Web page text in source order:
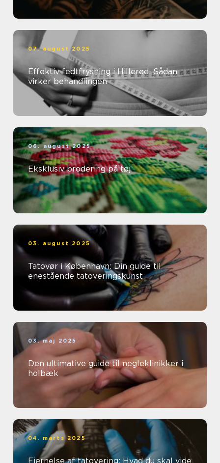
07. august 2025
Effektiv fedtfrysning i Hillerød: Sådan
virker behandlingen
06. august 2025
Eksklusiv brodering på tøj
03. august 2025
Tatovør i København: Din guide til
enestående tatoveringskunst
03. maj 2025
Den ultimative guide til negleklinikker i
holbæk
04. marts 2025
Fjernelse af tatovering: Hvad du skal vide